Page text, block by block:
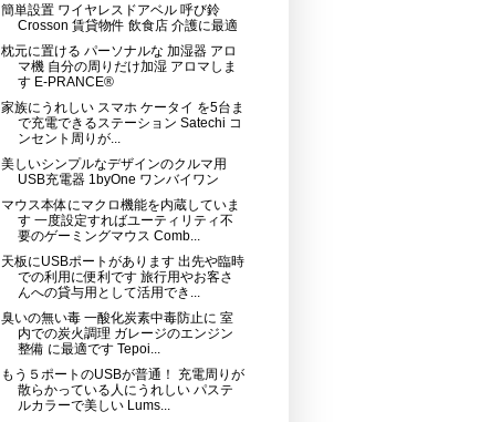
簡単設置 ワイヤレスドアベル 呼び鈴
Crosson 賃貸物件 飲食店 介護に最適
枕元に置ける パーソナルな 加湿器 アロ
マ機 自分の周りだけ加湿 アロマしま
す E-PRANCE®
家族にうれしい スマホ ケータイ を5台ま
で充電できるステーション Satechi コ
ンセント周りが...
美しいシンプルなデザインのクルマ用
USB充電器 1byOne ワンバイワン
マウス本体にマクロ機能を内蔵していま
す 一度設定すればユーティリティ不
要のゲーミングマウス Comb...
天板にUSBポートがあります 出先や臨時
での利用に便利です 旅行用やお客さ
んへの貸与用として活用でき...
臭いの無い毒 一酸化炭素中毒防止に 室
内での炭火調理 ガレージのエンジン
整備 に最適です Tepoi...
もう５ポートのUSBが普通！ 充電周りが
散らかっている人にうれしい パステ
ルカラーで美しい Lums...